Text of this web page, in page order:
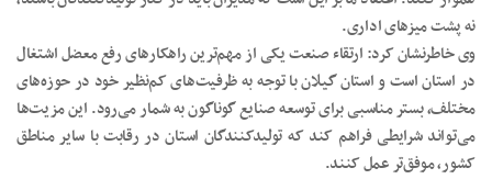
نه پشت میزهای اداری.
وی خاطرنشان کرد: ارتقاء صنعت یکی از مهم‌ترین راهکارهای رفع معضل اشتغال
در استان است و استان گیلان با توجه به ظرفیت‌های کم‌نظیر خود در حوزه‌های
مختلف، بستر مناسبی برای توسعه صنایع گوناگون به شمار می‌رود. این مزیت‌ها
می‌تواند شرایطی فراهم کند که تولیدکنندگان استان در رقابت با سایر مناطق
کشور، موفق‌تر عمل کنند.